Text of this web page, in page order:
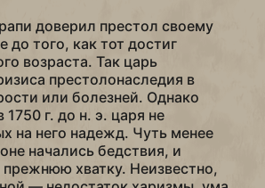
доверил престол своему
того, как тот достиг
возраста. Так царь
престолонаследия в
или болезней. Однако
г. до н. э. царя не
на него надежд. Чуть менее
начались бедствия, и
прежнюю хватку. Неизвестно,